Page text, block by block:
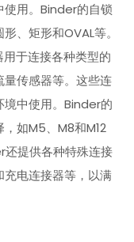
使用。Binder的自锁
、矩形和OVAL等。
于连接各种类型的
传感器等。这些连
境中使用。Binder的
如M5、M8和M12
提供各种特殊连接
电连接器等，以满